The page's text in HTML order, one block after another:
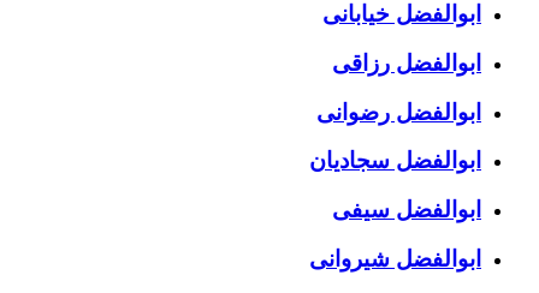
ابوالفضل خیابانی
ابوالفضل رزاقی
ابوالفضل رضوانی
ابوالفضل سجادیان
ابوالفضل سیفی
ابوالفضل شیروانی